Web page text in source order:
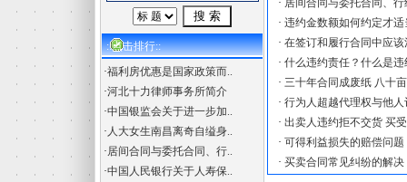
::点击排行::
·福利房优惠是国家政策而..
·河北十力律师事务所简介
·中国银监会关于进一步加..
· 人大女生南昌离奇自缢身..
·居间合同与委托合同、行..
·中国人民银行关于人寿保..
· 居间合同与委托合同、
· 违约金数额如何约定才适
· 在签订和履行合同中应
· 什么违约责任？什么是违
· 三十年合同成废纸 八十
· 行为人超越代理权与他
· 出卖人违约拒不交货 买
· 可得利益损失的赔偿问题
· 买卖合同常见纠纷的解决